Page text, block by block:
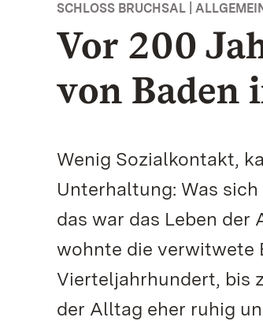
SCHLOSS BRUCHSAL |
Vor 200
von Baden
Wenig Sozialkontakt,
Unterhaltung: Was
das war das Leben der
wohnte die verwitwete
Vierteljahrhundert, bis
der Alltag eher ruhig